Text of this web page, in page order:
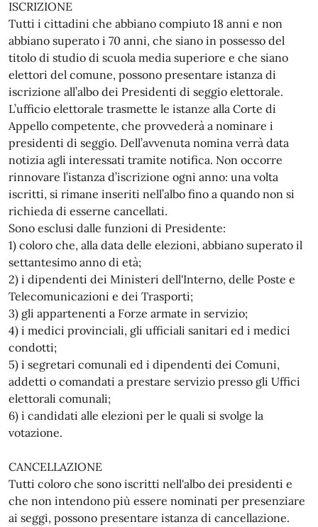
ISCRIZIONE
Tutti i cittadini che abbiano compiuto 18 anni e non
abbiano superato i 70 anni, che siano in possesso del
titolo di studio di scuola media superiore e che siano
elettori del comune, possono presentare istanza di
iscrizione all’albo dei Presidenti di seggio elettorale.
L’ufficio elettorale trasmette le istanze alla Corte di
Appello competente, che provvederà a nominare i
presidenti di seggio. Dell’avvenuta nomina verrà data
notizia agli interessati tramite notifica. Non occorre
rinnovare l’istanza d’iscrizione ogni anno: una volta
iscritti, si rimane inseriti nell’albo fino a quando non si
richieda di esserne cancellati.
Sono esclusi dalle funzioni di Presidente:
1) coloro che, alla data delle elezioni, abbiano superato il
settantesimo anno di età;
2) i dipendenti dei Ministeri dell'Interno, delle Poste e
Telecomunicazioni e dei Trasporti;
3) gli appartenenti a Forze armate in servizio;
4) i medici provinciali, gli ufficiali sanitari ed i medici
condotti;
5) i segretari comunali ed i dipendenti dei Comuni,
addetti o comandati a prestare servizio presso gli Uffici
elettorali comunali;
6) i candidati alle elezioni per le quali si svolge la
votazione.
CANCELLAZIONE
Tutti coloro che sono iscritti nell'albo dei presidenti e
che non intendono più essere nominati per presenziare
ai seggi, possono presentare istanza di cancellazione.